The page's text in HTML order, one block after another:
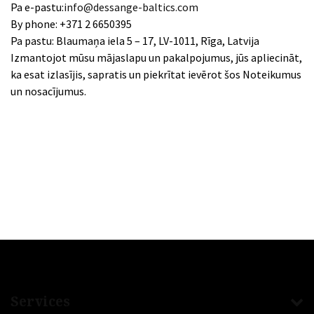
Pa e-pastu:info@dessange-baltics.com
By phone: +371 2 6650395
Pa pastu: Blaumaņa iela 5 – 17, LV-1011, Rīga, Latvija
Izmantojot mūsu mājaslapu un pakalpojumus, jūs apliecināt,
ka esat izlasījis, sapratis un piekrītat ievērot šos Noteikumus
un nosacījumus.